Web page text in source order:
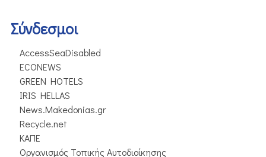
Σύνδεσμοι
AccessSeaDisabled
ECONEWS
GREEN HOTELS
IRIS HELLAS
News.Makedonias.gr
Recycle.net
ΚΑΠΕ
Οργανισμός Τοπικής Αυτοδιοίκησης